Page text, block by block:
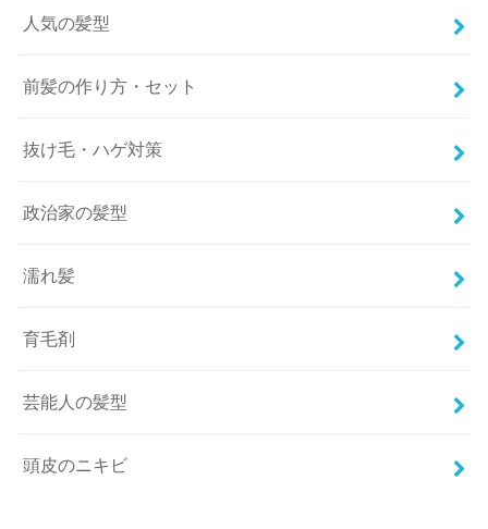
人気の髪型
前髪の作り方・セット
抜け毛・ハゲ対策
政治家の髪型
濡れ髪
育毛剤
芸能人の髪型
頭皮のニキビ